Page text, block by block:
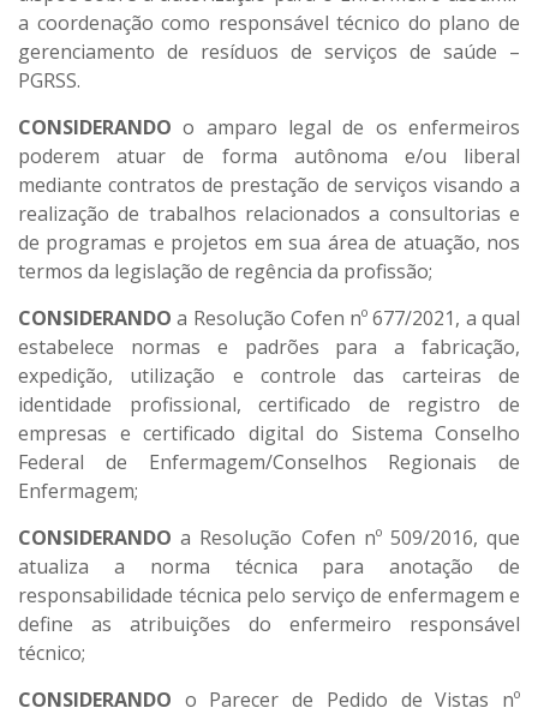
a coordenação como responsável técnico do plano de
gerenciamento de resíduos de serviços de saúde –
PGRSS.
CONSIDERANDO o amparo legal de os enfermeiros
poderem atuar de forma autônoma e/ou liberal
mediante contratos de prestação de serviços visando a
realização de trabalhos relacionados a consultorias e
de programas e projetos em sua área de atuação, nos
termos da legislação de regência da profissão;
CONSIDERANDO a Resolução Cofen nº 677/2021, a qual
estabelece normas e padrões para a fabricação,
expedição, utilização e controle das carteiras de
identidade profissional, certificado de registro de
empresas e certificado digital do Sistema Conselho
Federal de Enfermagem/Conselhos Regionais de
Enfermagem;
CONSIDERANDO a Resolução Cofen nº 509/2016, que
atualiza a norma técnica para anotação de
responsabilidade técnica pelo serviço de enfermagem e
define as atribuições do enfermeiro responsável
técnico;
CONSIDERANDO o Parecer de Pedido de Vistas nº